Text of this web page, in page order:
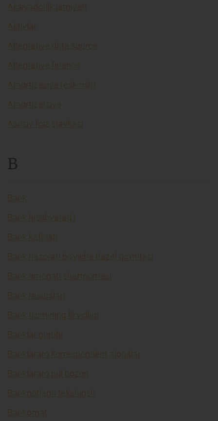
Aksiyadorlik jamiyati
Aktivlar
Alternative data source
Alternative finance
Amortizasiya (eskirish)
Amortizatsiya
Asosiy foiz stavkasi
B
Bank
Bank hisobvarag’i
Bank kafolati
Bank nazorati bo'yicha Bazel qo'mitasi
Bank omonati shartnomasi
Bank resurslari
Bank tizimining likvidligi
Banklar guruhi
Banklararo korrespondent aloqalar
Banklararo pul bozori
Banknotlarni tekshirish
Bankomat